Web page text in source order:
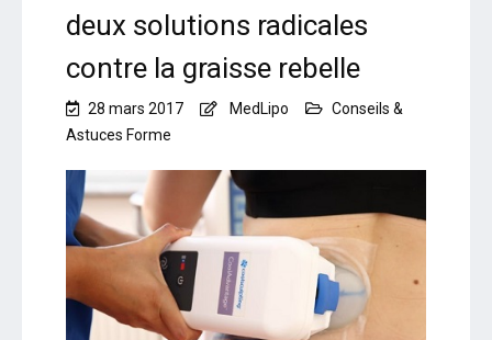
deux solutions radicales
contre la graisse rebelle
28 mars 2017 MedLipo
Conseils &
Astuces Forme